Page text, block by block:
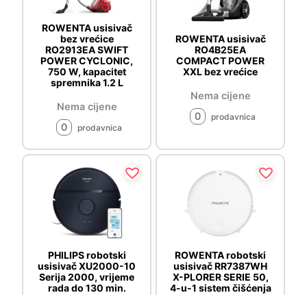
ROWENTA usisivač
bez vrećice
RO2913EA SWIFT
POWER CYCLONIC,
750 W, kapacitet
spremnika 1.2 L
Nema cijene
0
prodavnica
ROWENTA usisivač
RO4B25EA
COMPACT POWER
XXL bez vrećice
Nema cijene
0
prodavnica
PHILIPS robotski
usisivač XU2000-10
Serija 2000, vrijeme
rada do 130 min.
ROWENTA robotski
usisivač RR7387WH
X-PLORER SERIE 50,
4-u-1 sistem čišćenja